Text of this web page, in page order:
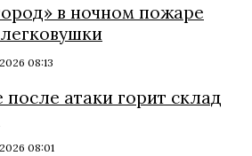
в ночном пожаре
08:13
после атаки горит склад
08:01